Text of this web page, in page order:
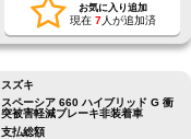
お気に入り追加
現在 7人が追加済
スズキ
スペーシア 660 ハイブリッド G 衝
突被害軽減ブレーキ非装着車
支払総額